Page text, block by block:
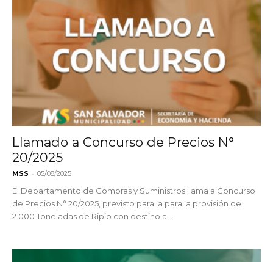
Llamado a Concurso de Precios N°
20/2025
MSS - 05/08/2025
El Departamento de Compras y Suministros llama a Concurso
de Precios N° 20/2025, previsto para la para la provisión de
2.000 Toneladas de Ripio con destino a...